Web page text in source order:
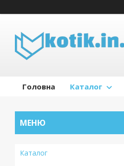
Головна Каталог
Каталог